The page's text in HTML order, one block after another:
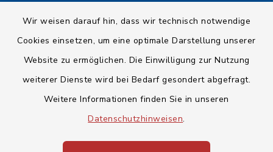
Wir weisen darauf hin, dass wir technisch notwendige
Cookies einsetzen, um eine optimale Darstellung unserer
Website zu ermöglichen. Die Einwilligung zur Nutzung
weiterer Dienste wird bei Bedarf gesondert abgefragt.
Weitere Informationen finden Sie in unseren
Datenschutzhinweisen.
Barrierefreiheit
Impressum
Sitemap